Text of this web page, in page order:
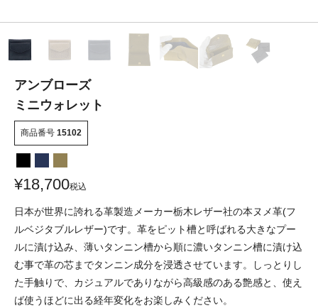
アンブローズ
ミニウォレット
商品番号 15102
¥18,700税込
日本が世界に誇れる革製造メーカー栃木レザー社の本ヌメ革(フ
ルベジタブルレザー)です。革をピット槽と呼ばれる大きなプー
ルに漬け込み、薄いタンニン槽から順に濃いタンニン槽に漬け込
む事で革の芯までタンニン成分を浸透させています。しっとりし
た手触りで、カジュアルでありながら高級感のある艶感と、使え
ば使うほどに出る経年変化をお楽しみください。